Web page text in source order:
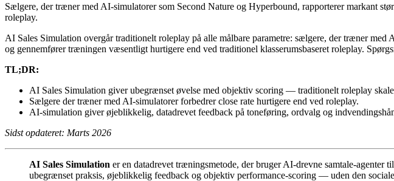
Sælgere, der træner med AI-simulatorer som Second Nature og Hyperbound, rapporterer markant
roleplay.
AI Sales Simulation overgår traditionelt roleplay på alle målbare parametre: sælgere, der træner
og gennemfører træningen væsentligt hurtigere end ved traditionel klasserumsbaseret roleplay.
TL;DR:
AI Sales Simulation giver ubegrænset øvelse med objektiv scoring — traditionelt roleplay
Sælgere der træner med AI-simulatorer forbedrer close rate hurtigere end ved roleplay.
AI-simulation giver øjeblikkelig, datadrevet feedback på toneføring, ordvalg og
Sidst opdateret: Marts 2026
AI Sales Simulation er en datadrevet træningsmetode, der bruger AI-drevne samtale-
ubegrænset praksis, øjeblikkelig feedback og objektiv performance-scoring — uden den